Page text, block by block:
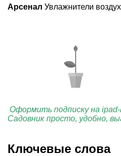
Арсенал Увлажнители
Оформить подписку на
Садовник просто, удобно,
Ключевые слова